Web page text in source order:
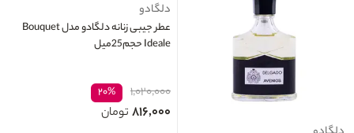
دلگادو
عطر جیبی زنانه دلگادو مدل Bouquet
Ideale حجم25میل
۱,۰۲۰,۰۰۰ ۲۰%
۸۱۶,۰۰۰ تومان